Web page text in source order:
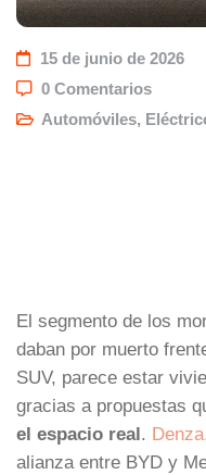
15 de junio de 2026
0 Comentarios
Automóviles,
El segmento de los
daban por muerto
SUV, parece estar
gracias a propuestas
el espacio real.
alianza entre BYD y